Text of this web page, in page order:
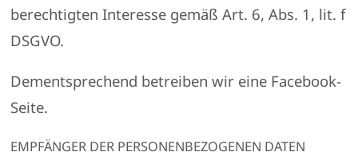
berechtigten Interesse gemäß Art. 6, Abs. 1, lit. f
DSGVO.
Dementsprechend betreiben wir eine Facebook-
Seite.
EMPFÄNGER DER PERSONENBEZOGENEN DATEN